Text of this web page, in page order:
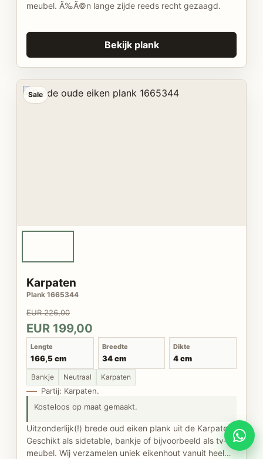
meubel. Ã‰Ã©n lange zijde reeds recht gezaagd.
Bekijk plank
Sale
Karpaten
Plank 1665344
EUR 226,00
EUR 199,00
Lengte
166,5 cm
Breedte
34 cm
Dikte
4 cm
Bankje Neutraal Karpaten
Partij: Karpaten.
Kosteloos op maat gemaakt.
Uitzonderlijk(!) brede oud eiken plank uit de Karpaten.
Geschikt als sidetable, bankje of bijvoorbeeld als tv-
meubel. Wij verzamelen uniek eikenhout vanuit heel